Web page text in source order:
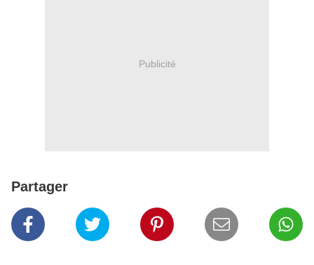
Publicité
Partager